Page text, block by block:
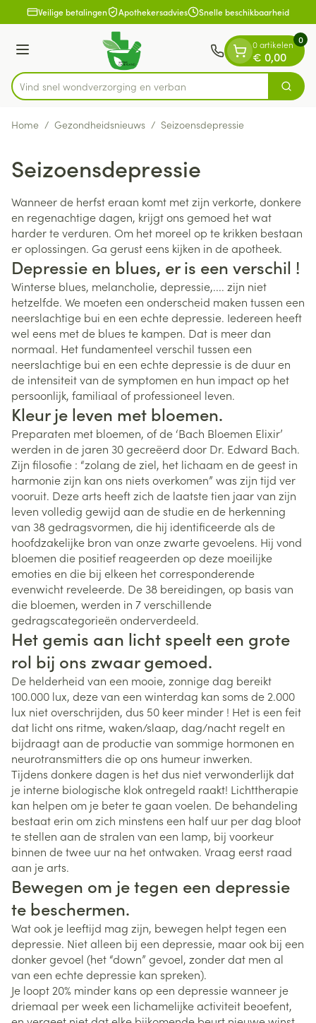
Ga naar de inhoud
1 van 1Veilige betalingen Apothekersadvies Snelle beschikbaarheid
Menu
Product, merk, categorie...
Vind snel wondverzorging e Zoek
0 artikelen
€ 0,00
0
Home / Gezondheidsnieuws / Seizoensdepressie
Seizoensdepressie
Wanneer de herfst eraan komt met zijn verkorte, donkere
en regenachtige dagen, krijgt ons gemoed het wat
harder te verduren. Om het moreel op te krikken bestaan
er oplossingen. Ga gerust eens kijken in de apotheek.
Depressie en blues, er is een verschil !
Winterse blues, melancholie, depressie,.... zijn niet
hetzelfde. We moeten een onderscheid maken tussen een
neerslachtige bui en een echte depressie. Iedereen heeft
wel eens met de blues te kampen. Dat is meer dan
normaal. Het fundamenteel verschil tussen een
neerslachtige bui en een echte depressie is de duur en
de intensiteit van de symptomen en hun impact op het
persoonlijk, familiaal of professioneel leven.
Kleur je leven met bloemen.
Preparaten met bloemen, of de ‘Bach Bloemen Elixir’
werden in de jaren 30 gecreëerd door Dr. Edward Bach.
Zijn filosofie : “zolang de ziel, het lichaam en de geest in
harmonie zijn kan ons niets overkomen” was zijn tijd ver
vooruit. Deze arts heeft zich de laatste tien jaar van zijn
leven volledig gewijd aan de studie en de herkenning
van 38 gedragsvormen, die hij identificeerde als de
hoofdzakelijke bron van onze zwarte gevoelens. Hij vond
bloemen die positief reageerden op deze moeilijke
emoties en die bij elkeen het corresponderende
evenwicht reveleerde. De 38 bereidingen, op basis van
die bloemen, werden in 7 verschillende
gedragscategorieën onderverdeeld.
Het gemis aan licht speelt een grote
rol bij ons zwaar gemoed.
De helderheid van een mooie, zonnige dag bereikt
100.000 lux, deze van een winterdag kan soms de 2.000
lux niet overschrijden, dus 50 keer minder ! Het is een feit
dat licht ons ritme, waken/slaap, dag/nacht regelt en
bijdraagt aan de productie van sommige hormonen en
neurotransmitters die op ons humeur inwerken.
Tijdens donkere dagen is het dus niet verwonderlijk dat
je interne biologische klok ontregeld raakt! Lichttherapie
kan helpen om je beter te gaan voelen. De behandeling
bestaat erin om zich minstens een half uur per dag bloot
te stellen aan de stralen van een lamp, bij voorkeur
binnen de twee uur na het ontwaken. Vraag eerst raad
aan je arts.
Bewegen om je tegen een depressie
te beschermen.
Wat ook je leeftijd mag zijn, bewegen helpt tegen een
depressie. Niet alleen bij een depressie, maar ook bij een
donker gevoel (het “down” gevoel, zonder dat men al
van een echte depressie kan spreken).
Je loopt 20% minder kans op een depressie wanneer je
driemaal per week een lichamelijke activiteit beoefent,